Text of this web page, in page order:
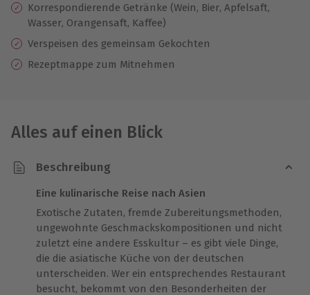
Korrespondierende Getränke (Wein, Bier, Apfelsaft,
Wasser, Orangensaft, Kaffee)
Verspeisen des gemeinsam Gekochten
Rezeptmappe zum Mitnehmen
Alles auf einen Blick
Beschreibung
Eine kulinarische Reise nach Asien
Exotische Zutaten, fremde Zubereitungsmethoden,
ungewohnte Geschmackskompositionen und nicht
zuletzt eine andere Esskultur – es gibt viele Dinge,
die die asiatische Küche von der deutschen
unterscheiden. Wer ein entsprechendes Restaurant
besucht, bekommt von den Besonderheiten der